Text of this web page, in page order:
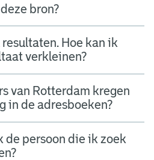
bron?
Hoe kan ik
verkleinen?
van Rotterdam kregen
in de adresboeken?
de persoon die ik zoek